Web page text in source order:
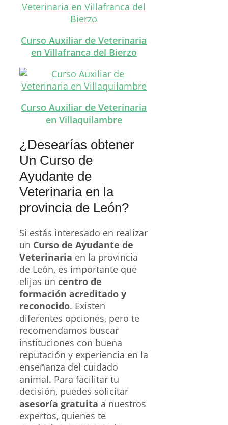
Curso Auxiliar de Veterinaria
en Villafranca del Bierzo
Curso Auxiliar de Veterinaria
en Villaquilambre
¿Desearías obtener
Un Curso de
Ayudante de
Veterinaria en la
provincia de León?
Si estás interesado en realizar
un Curso de Ayudante de
Veterinaria en la provincia
de León, es importante que
elijas un centro de
formación acreditado y
reconocido. Existen
diferentes opciones, pero te
recomendamos buscar
instituciones con buena
reputación y experiencia en la
enseñanza del cuidado
animal. Para facilitar tu
decisión, puedes solicitar
asesoría gratuita a nuestros
expertos, quienes te